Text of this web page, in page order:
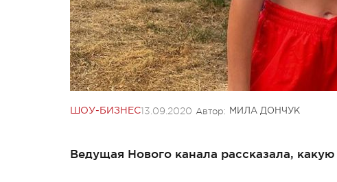
ШОУ-БИЗНЕС13.09.2020 Автор: МИЛА ДОНЧУК
Ведущая Нового канала рассказала,